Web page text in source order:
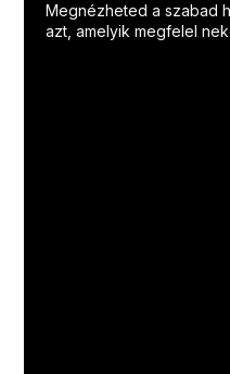
Megnézheted a szabad
azt, amelyik megfelel